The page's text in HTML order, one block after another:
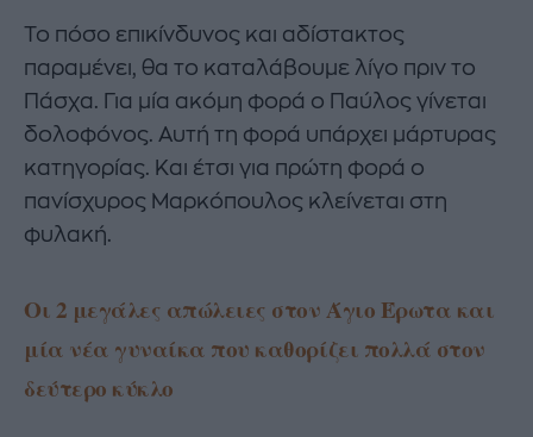
Το πόσο επικίνδυνος και αδίστακτος
παραμένει, θα το καταλάβουμε λίγο πριν το
Πάσχα. Για μία ακόμη φορά ο Παύλος γίνεται
δολοφόνος. Αυτή τη φορά υπάρχει μάρτυρας
κατηγορίας. Και έτσι για πρώτη φορά ο
πανίσχυρος Μαρκόπουλος κλείνεται στη
φυλακή.
Οι 2 μεγάλες απώλειες στον Άγιο Έρωτα και
μία νέα γυναίκα που καθορίζει πολλά στον
δεύτερο κύκλο